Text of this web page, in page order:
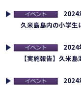
連イベント
2024
久米島島内の小学
連イベント
2024
【実施報告】久米
2024